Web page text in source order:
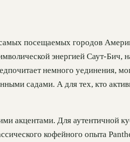
посещаемых городов
энергией Саут-Бич,
немного уединения,
садами. А для тех, кто
акцентами. Для аутентичной
кофейного опыта